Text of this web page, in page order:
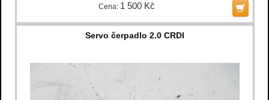
Cena: 1 500 Kč
Servo čerpadlo 2.0 CRDI